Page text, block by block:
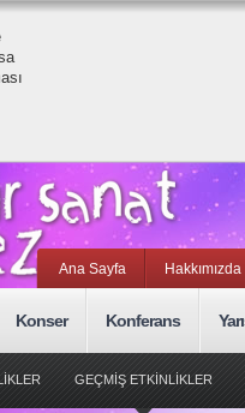
Ana Sayfa Hakkımızda
Konser Konferans
GEÇMİŞ ETKİNLİKLER